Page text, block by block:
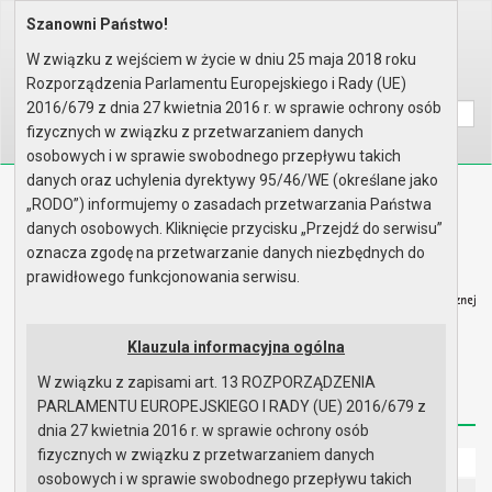
Home Prawo lokalne
Wyszukaj na stronie:
A AA
Biuletyn Informacji Publicznej
Urząd Miasta i Gminy w Gryfinie
Redakcja Instrukcja korzystania Dostępność
Strona główna
Szanowni Państwo!
W związku z wejściem w życie w dniu 25 maja 2018 roku
Rozporządzenia Parlamentu Europejskiego i Rady (UE)
2016/679 z dnia 27 kwietnia 2016 r. w sprawie ochrony osób
fizycznych w związku z przetwarzaniem danych
osobowych i w sprawie swobodnego przepływu takich
danych oraz uchylenia dyrektywy 95/46/WE (określane jako
„RODO”) informujemy o zasadach przetwarzania Państwa
danych osobowych. Kliknięcie przycisku „Przejdź do serwisu”
oznacza zgodę na przetwarzanie danych niezbędnych do
prawidłowego funkcjonowania serwisu.
Klauzula informacyjna ogólna
W związku z zapisami art. 13 ROZPORZĄDZENIA
PARLAMENTU EUROPEJSKIEGO I RADY (UE) 2016/679 z
dnia 27 kwietnia 2016 r. w sprawie ochrony osób
fizycznych w związku z przetwarzaniem danych
osobowych i w sprawie swobodnego przepływu takich